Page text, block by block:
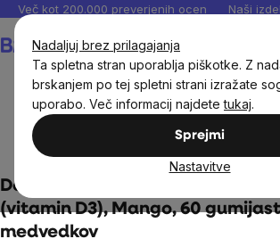
Nadaljuj brez prilagajanja
Ta spletna stran uporablja piškotke. Z
brskanjem po tej spletni strani izražate
uporabo. Več informacij najdetetukaj.
Sprejmi
Nastavitve
Preskoči
vsebino
Več kot 200.000 preverjenih ocen Naši
Prehranska dopolnila in prehrana
za otroke
Doctor's Best Vitamin D3
(vitamin D3), Mango, 60
medvedkov